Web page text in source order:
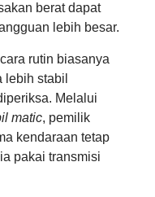
berat dapat
lebih besar.
rutin biasanya
lebih stabil
Melalui
matic, pemilik
kendaraan tetap
pakai transmisi